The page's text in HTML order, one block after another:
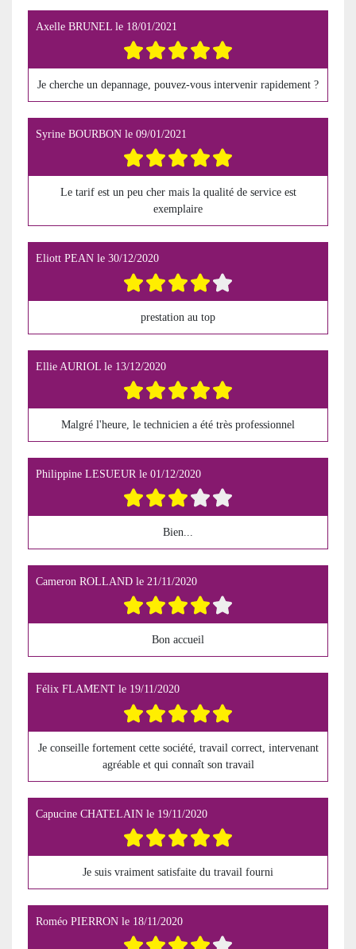
Axelle BRUNEL le 18/01/2021
Je cherche un depannage, pouvez-vous intervenir rapidement ?
Syrine BOURBON le 09/01/2021
Le tarif est un peu cher mais la qualité de service est
exemplaire
Eliott PEAN le 30/12/2020
prestation au top
Ellie AURIOL le 13/12/2020
Malgré l'heure, le technicien a été très professionnel
Philippine LESUEUR le 01/12/2020
Bien...
Cameron ROLLAND le 21/11/2020
Bon accueil
Félix FLAMENT le 19/11/2020
Je conseille fortement cette société, travail correct, intervenant
agréable et qui connaît son travail
Capucine CHATELAIN le 19/11/2020
Je suis vraiment satisfaite du travail fourni
Roméo PIERRON le 18/11/2020